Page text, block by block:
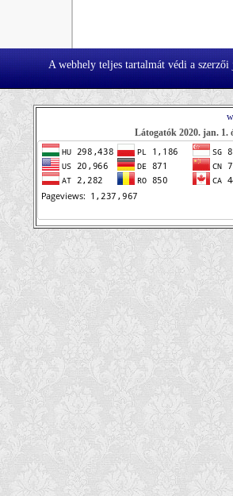
A webhely teljes tartalmát védi a szerzői
Látogatók 2020. jan. 1.